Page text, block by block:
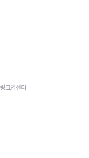
크업센터